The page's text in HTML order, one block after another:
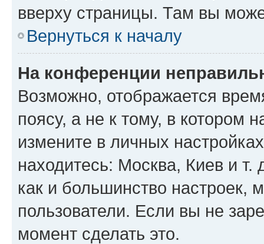
вверху страницы. Там вы
Вернуться к началу
На конференции
Возможно, отображается
поясу, а не к тому, в котором
измените в личных
находитесь: Москва, Киев и т.
как и большинство настроек,
пользователи. Если вы не
момент сделать это.